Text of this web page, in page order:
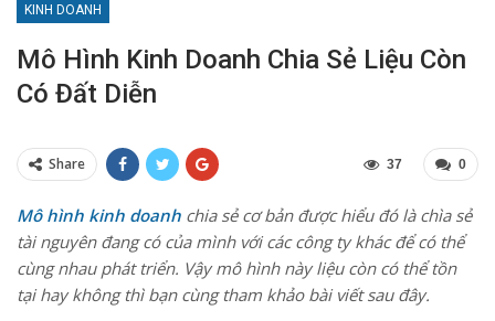
KINH DOANH
Mô Hình Kinh Doanh Chia Sẻ Liệu Còn
Có Đất Diễn
Share 0
37
Mô hình kinh doanh chia sẻ cơ bản được hiểu đó là chìa sẻ
tài nguyên đang có của mình với các công ty khác để có thể
cùng nhau phát triển. Vậy mô hình này liệu còn có thể tồn
tại hay không thì bạn cùng tham khảo bài viết sau đây.